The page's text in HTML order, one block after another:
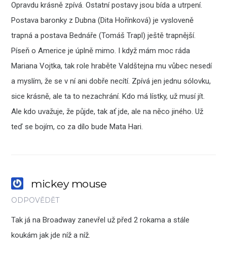
Opravdu krásně zpívá. Ostatní postavy jsou bída a utrpení.
Postava baronky z Dubna (Dita Hořínková) je vysloveně
trapná a postava Bednáře (Tomáš Trapl) ještě trapnější.
Píseň o Americe je úplně mimo. I když mám moc ráda
Mariana Vojtka, tak role hraběte Valdštejna mu vůbec nesedí
a myslím, že se v ní ani dobře necítí. Zpívá jen jednu sólovku,
sice krásně, ale ta to nezachrání. Kdo má lístky, už musí jít.
Ale kdo uvažuje, že půjde, tak ať jde, ale na něco jiného. Už
teď se bojím, co za dílo bude Mata Hari.
mickey mouse
ODPOVĚDĚT
Tak já na Broadway zanevřel už před 2 rokama a stále
koukám jak jde níž a níž.